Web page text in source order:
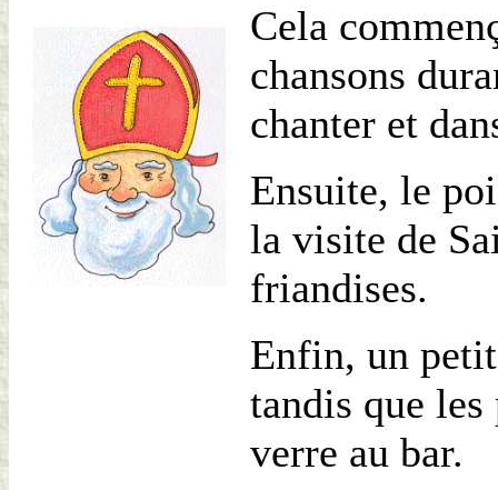
Cela
chansons
chanter et
Ensuite, le
la visite de
friandises.
Enfin, un
tandis que
verre au bar.